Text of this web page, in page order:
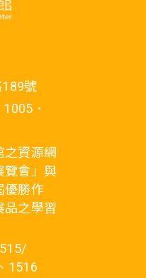
號
．
之資源網
覽會」與
優勝作
品之學習
1516